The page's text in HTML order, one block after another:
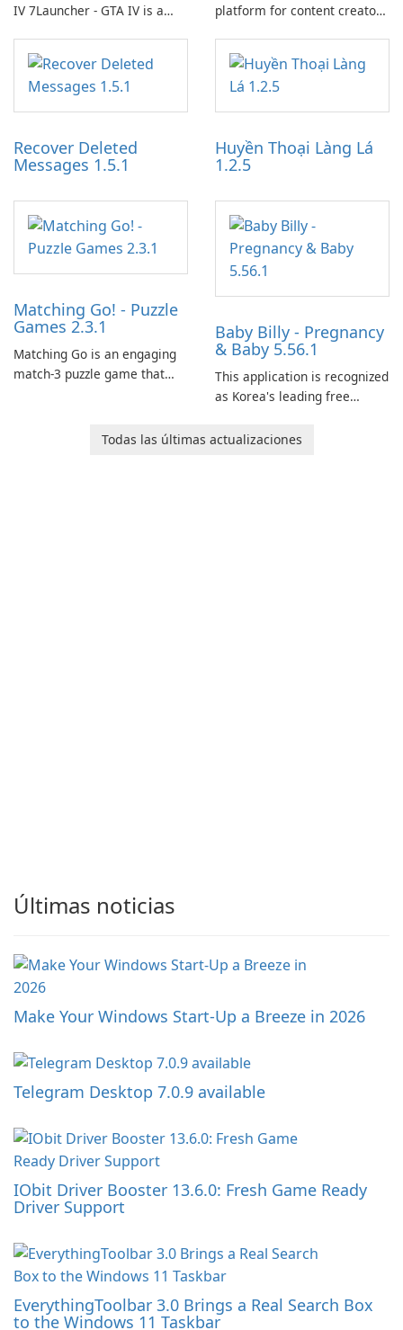
IV 7Launcher - GTA IV is a
application designed to
optimize the gaming
experience for Grand Theft
Auto IV.
platform for content creators
work through built-in brand
partnerships and integrated
tools for content distribution
and audience engagement.
Recover Deleted
Messages 1.5.1
Huyền Thoại Làng Lá
1.2.5
Matching Go! - Puzzle
Games 2.3.1
Matching Go is an engaging
match-3 puzzle game that
Ollie, on an adventurous
Baby Billy - Pregnancy
& Baby 5.56.1
This application is recognized
as Korea's leading free
baby tracking, offering
Todas las últimas actualizaciones
Últimas noticias
Make Your Windows Start-Up a Breeze in 2026
Telegram Desktop 7.0.9 available
IObit Driver Booster 13.6.0: Fresh Game Ready
Driver Support
EverythingToolbar 3.0 Brings a Real Search Box
to the Windows 11 Taskbar